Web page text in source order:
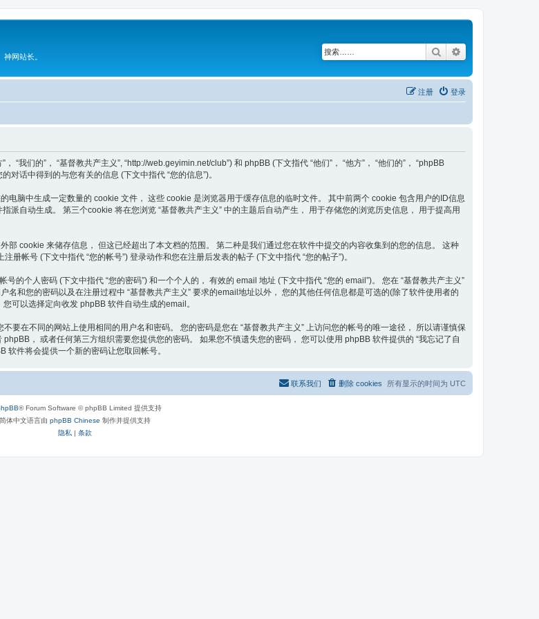
网站长。 搜索
登录
注册
“我们的”， “基督教共产主义”, “http://web.geyimin.net/club”) 和 phpBB (下文指代 “他们”， “他方”， “他们的”， “phpBB
对话中得到的与您有关的信息 (下文中指代 “您的信息”)。
电脑中生成一定数量的 cookie 文件， 这些 cookie 是浏览器用于缓存信息的临时文件。 其中前两个 cookie 包含用户的ID信息
派自动生成。 第三个cookie 将在您浏览 “基督教共产主义” 中的主题后自动产生， 用于存储您的浏览历史信息， 用于提高用
部 cookie 来储存信息， 但这已经超出了本文档的范围。 第二种是我们通过您在软件中提交的内容收集到的您的信息。 这种
册帐号 (下文中指代 “您的帐号”) 登录动作和您在注册后发表的帖子 (下文中指代 “您的帖子”)。
的个人密码 (下文中指代 “您的密码”) 和一个个人的， 有效的 email 地址 (下文中指代 “您的 email”)。 您在 “基督教共产主义”
名和您的密码以及在注册过程中 “基督教共产主义” 要求的email地址以外， 您的其他任何信息都是可选的(除了软件使用者的
可以选择定向收发 phpBB 软件自动生成的email。
要在不同的网站上使用相同的用户名和密码。 您的密码是您在 “基督教共产主义” 上访问您的帐号的唯一途径， 所以请谨慎保
， 或者任何第三方组织需要您提供您的密码。 如果您不慎遗失您的密码， 您可以使用 phpBB 软件提供的 “我忘记了自
软件将会提供一个新的密码让您取回帐号。
所有显示的时间为 UTC
删除 cookies
联系我们
® Forum Software © phpBB Limited 提供支持
简体中文语言由 phpBB Chinese 制作并提供支持
隐私 | 条款